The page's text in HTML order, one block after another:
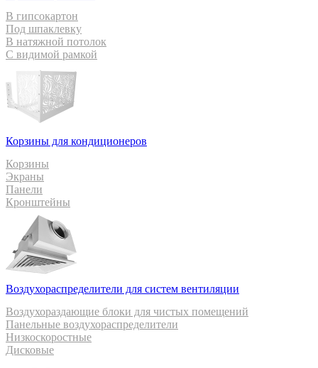
В гипсокартон
Под шпаклевку
В натяжной потолок
С видимой рамкой
Корзины для кондиционеров
Корзины
Экраны
Панели
Кронштейны
Воздухораспределители для систем вентиляции
Воздухораздающие блоки для чистых помещений
Панельные воздухораспределители
Низкоскоростные
Дисковые